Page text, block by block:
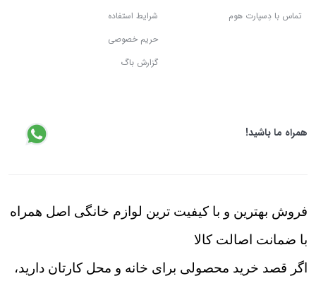
تماس با دِسپارت هوم
شرایط استفاده
حریم خصوصی
گزارش باگ
همراه ما باشید!
فروش بهترین و با کیفیت ترین لوازم خانگی اصل همراه
با ضمانت اصالت کالا
اگر قصد خرید محصولی برای خانه و محل کارتان دارید،